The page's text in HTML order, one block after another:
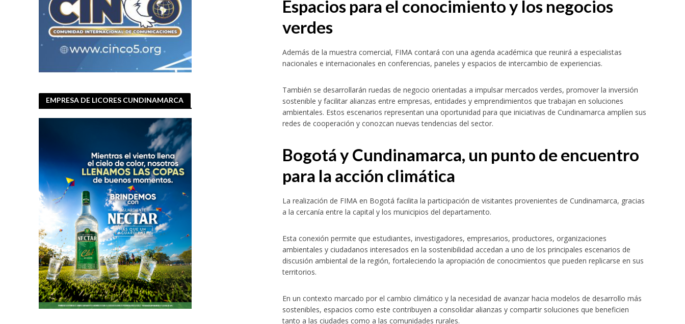
EMPRESA DE LICORES CUNDINAMARCA
Espacios para el conocimiento y los negocios
verdes
Además de la muestra comercial, FIMA contará con una agenda académica que reunirá a especialistas
nacionales e internacionales en conferencias, paneles y espacios de intercambio de experiencias.
También se desarrollarán ruedas de negocio orientadas a impulsar mercados verdes, promover la inversión
sostenible y facilitar alianzas entre empresas, entidades y emprendimientos que trabajan en soluciones
ambientales. Estos escenarios representan una oportunidad para que iniciativas de Cundinamarca amplíen sus
redes de cooperación y conozcan nuevas tendencias del sector.
Bogotá y Cundinamarca, un punto de encuentro
para la acción climática
La realización de FIMA en Bogotá facilita la participación de visitantes provenientes de Cundinamarca, gracias
a la cercanía entre la capital y los municipios del departamento.
Esta conexión permite que estudiantes, investigadores, empresarios, productores, organizaciones
ambientales y ciudadanos interesados en la sostenibilidad accedan a uno de los principales escenarios de
discusión ambiental de la región, fortaleciendo la apropiación de conocimientos que pueden replicarse en sus
territorios.
En un contexto marcado por el cambio climático y la necesidad de avanzar hacia modelos de desarrollo más
sostenibles, espacios como este contribuyen a consolidar alianzas y compartir soluciones que beneficien
tanto a las ciudades como a las comunidades rurales.